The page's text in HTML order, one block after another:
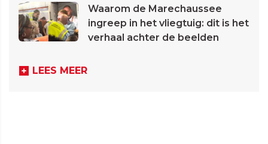
Waarom de Marechaussee
ingreep in het vliegtuig: dit is het
verhaal achter de beelden
LEES MEER